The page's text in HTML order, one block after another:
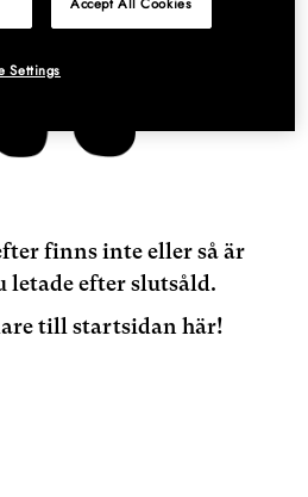
finns inte eller så är
letade efter slutsåld.
till startsidan här!
Settings